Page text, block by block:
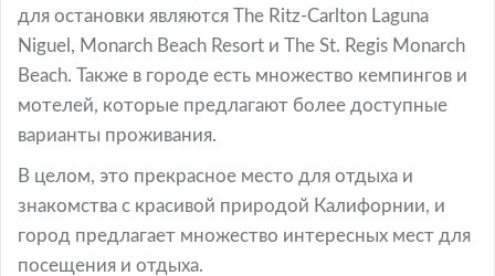
для остановки являются The Ritz-Carlton Laguna
Niguel, Monarch Beach Resort и The St. Regis Monarch
Beach. Также в городе есть множество кемпингов и
мотелей, которые предлагают более доступные
варианты проживания.
В целом, это прекрасное место для отдыха и
знакомства с красивой природой Калифорнии, и
город предлагает множество интересных мест для
посещения и отдыха.